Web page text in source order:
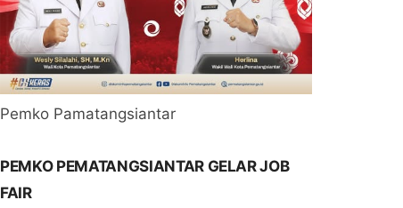
Pemko Pamatangsiantar
PEMKO PEMATANGSIANTAR GELAR JOB
FAIR